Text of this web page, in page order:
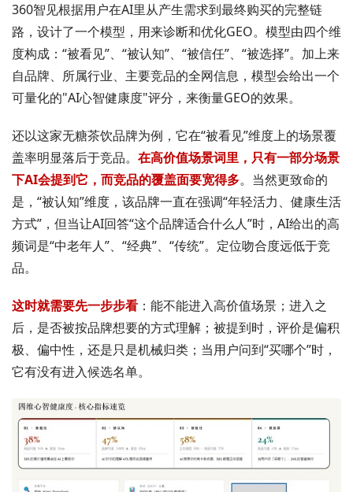
360智见根据用户在AI里从产生需求到最终购买的完整链
路，设计了一个模型，用来诊断和优化GEO。模型由四个维
度构成：“被看见”、“被认知”、“被信任”、“被选择”。加上来
自品牌、所属行业、主要竞品的全网信息，模型会给出一个
可量化的"AI心智健康度"评分，来衡量GEO的效果。
还以这家无糖茶饮品牌为例，它在“被看见”维度上的场景覆
盖率明显落后于竞品。 在高价值场景词里，只有一部分场景
下AI会提到它，而竞品的覆盖面要宽得多。当然更致命的
是，“被认知”维度，该品牌一直在强调“年轻活力、健康生活
方式”，但当让AI回答“这个品牌适合什么人”时，AI给出的高
频词是“中老年人”、“经典”、“传统”。定位吻合度远低于竞
品。
这时就需要先一步步看 ：能不能进入高价值场景；进入之
后，是否被按品牌想要的方式理解；被提到时，评价是偏积
极、偏中性，还是只是机械归类；当用户问到“买哪个”时，
它有没有进入候选名单。